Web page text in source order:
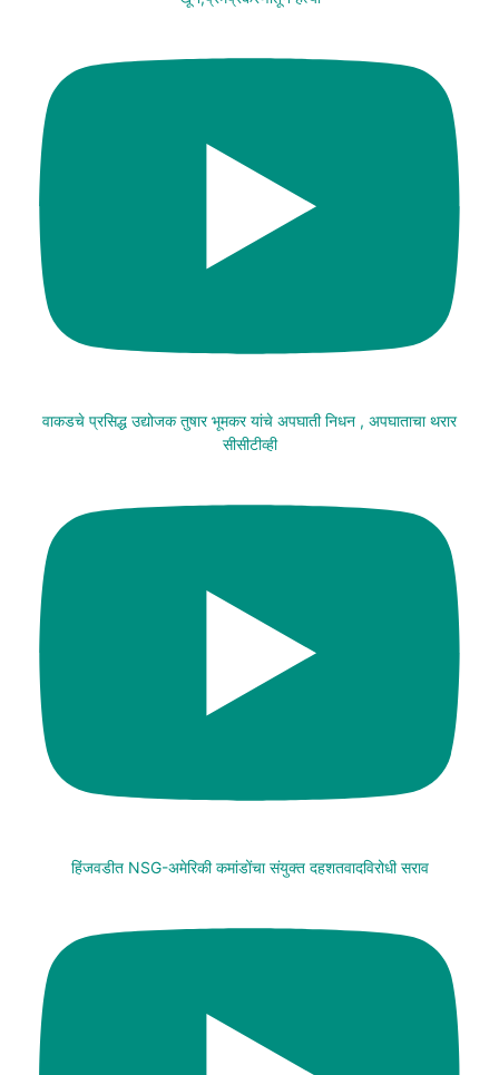
वाकडचे प्रसिद्ध उद्योजक तुषार भूमकर यांचे अपघाती निधन , अपघाताचा थरार
सीसीटीव्ही
हिंजवडीत NSG-अमेरिकी कमांडोंचा संयुक्त दहशतवादविरोधी सराव